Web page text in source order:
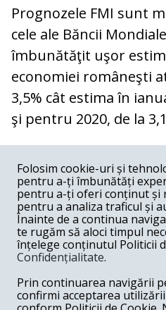
Prognozele FMI sunt
cele ale Băncii
îmbunătăţit uşor
economiei româneşti
3,5% cât estima în
şi pentru 2020, de la
COMENTARII
Nume
Email
Folosim cookie-uri și
pentru a-ți îmbunătăți
pentru a-ți oferi conținut și
pentru a analiza traficul și
Înainte de a continua
te rugăm să aloci timpul
înțelege conținutul Politicii
Confidențialitate.
Prin continuarea navigării
confirmi acceptarea